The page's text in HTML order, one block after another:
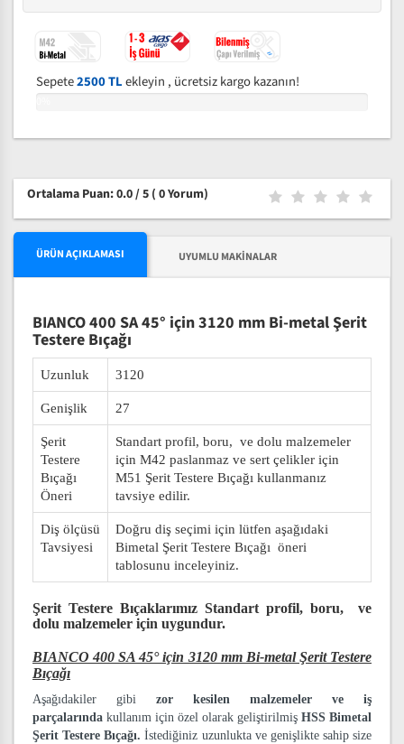
Sepete2500 TLekleyin , ücretsiz kargo kazanın!
Ortalama Puan: 0.0 / 5 ( 0 Yorum)
ÜRÜN AÇIKLAMASI UYUMLU MAKINALAR
BIANCO 400 SA 45° için 3120 mm Bi-metal Şerit
Testere Bıçağı
Uzunluk 3120
Genişlik 27
Şerit
Testere
Bıçağı
Öneri
Standart profil, boru, ve dolu malzemeler
için M42 paslanmaz ve sert çelikler için
M51 Şerit Testere Bıçağı kullanmanız
tavsiye edilir.
Diş ölçüsü
Tavsiyesi
Doğru diş seçimi için lütfen aşağıdaki
Bimetal Şerit Testere Bıçağı öneri
tablosunu inceleyiniz.
Şerit Testere Bıçaklarımız Standart profil, boru, ve
dolu malzemeler için uygundur.
BIANCO 400 SA 45° için 3120 mm Bi-metal Şerit Testere
Bıçağı
Aşağıdakiler gibi zor kesilen malzemeler ve iş
parçalarında kullanım için özel olarak geliştirilmiş HSS Bimetal
Şerit Testere Bıçağı.İstediğiniz uzunlukta ve genişlikte sahip size